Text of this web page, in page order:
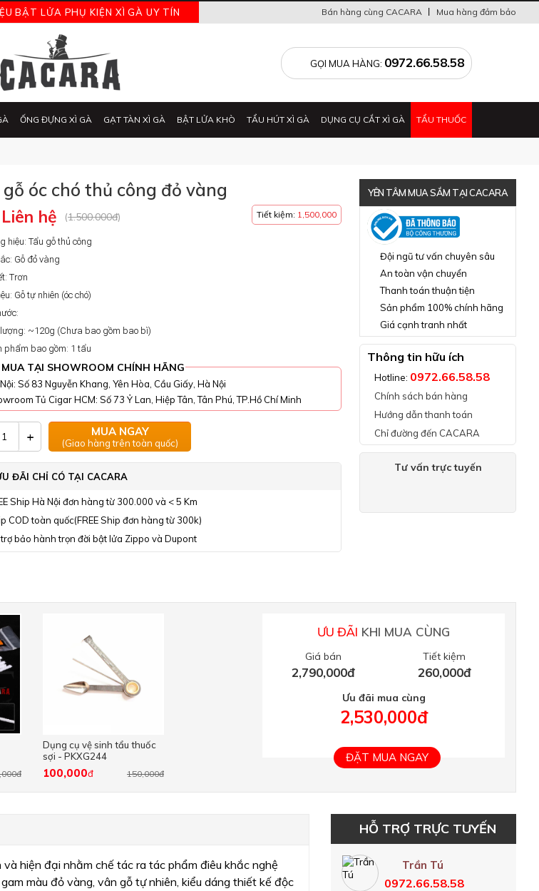
BẬT LỬA PHỤ KIỆN XÌ GÀ UY TÍN Mua hàng đảm bảo
Bán hàng cùng CACARA
GỌI MUA HÀNG: 0972.66.58.58
ỐNG ĐỰNG XÌ GÀ GẠT TÀN XÌ GÀ BẬT LỬA KHÒ TẨU HÚT XÌ GÀ DỤNG CỤ CẮT XÌ GÀ TẨU THUỐC
óc chó thủ công đỏ vàng
Tiết kiệm: 1,500,000
hệ (1.500.000đ)
hiệu: Tẩu gỗ thủ công
Gỗ đỏ vàng
Trơn
Gỗ tự nhiên (óc chó)
~120g (Chưa bao gồm bao bì)
phẩm bao gồm: 1 tẩu
MUA TẠI SHOWROOM CHÍNH HÃNG
Số 83 Nguyễn Khang, Yên Hòa, Cầu Giấy, Hà Nội
Tủ Cigar HCM: Số 73 Ỷ Lan, Hiệp Tân, Tân Phú, TP.Hồ Chí Minh
+ MUA NGAY
(Giao hàng trên toàn quốc)
ĐÃI CHỈ CÓ TẠI CACARA
Ship Hà Nội đơn hàng từ 300.000 và < 5 Km
COD toàn quốc(FREE Ship đơn hàng từ 300k)
bảo hành trọn đời bật lửa Zippo và Dupont
YÊN TÂM MUA SẮM TẠI CACARA
Đã thông báo Bộ Công Thương
Đội ngũ tư vấn chuyên sâu
An toàn vận chuyển
Thanh toán thuận tiện
Sản phẩm 100% chính hãng
Giá cạnh tranh nhất
Thông tin hữu ích
Hotline: 0972.66.58.58
Chính sách bán hàng
Hướng dẫn thanh toán
Chỉ đường đến CACARA
Tư vấn trực tuyến
Dụng cụ vệ sinh tẩu thuốc
sợi - PKXG244
150,000đ
100,000đ
ƯU ĐÃI KHI MUA CÙNG
Giá bán
2,790,000đ
Tiết kiệm
260,000đ
Ưu đãi mua cùng
2,530,000đ
ĐẶT MUA NGAY
hiện đại nhằm chế tác ra tác phẩm điêu khắc nghệ
màu đỏ vàng, vân gỗ tự nhiên, kiểu dáng thiết kế độc
HỖ TRỢ TRỰC TUYẾN
Trần Tú
0972.66.58.58